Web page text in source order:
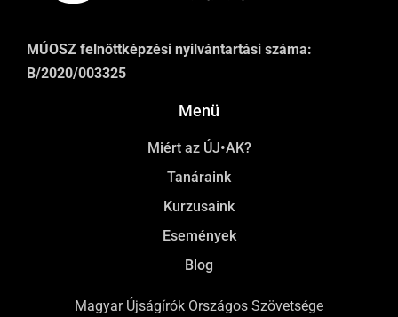
MÚOSZ felnőttképzési nyilvántartási száma:
B/2020/003325
Menü
Miért az ÚJ•AK?
Tanáraink
Kurzusaink
Események
Blog
Magyar Újságírók Országos Szövetsége